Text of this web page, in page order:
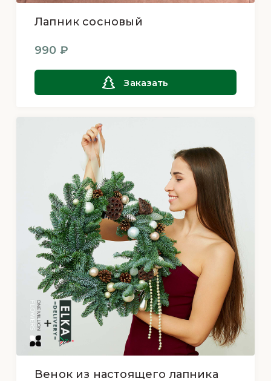
Лапник сосновый
990 ₽
Заказать
Венок из настоящего лапника